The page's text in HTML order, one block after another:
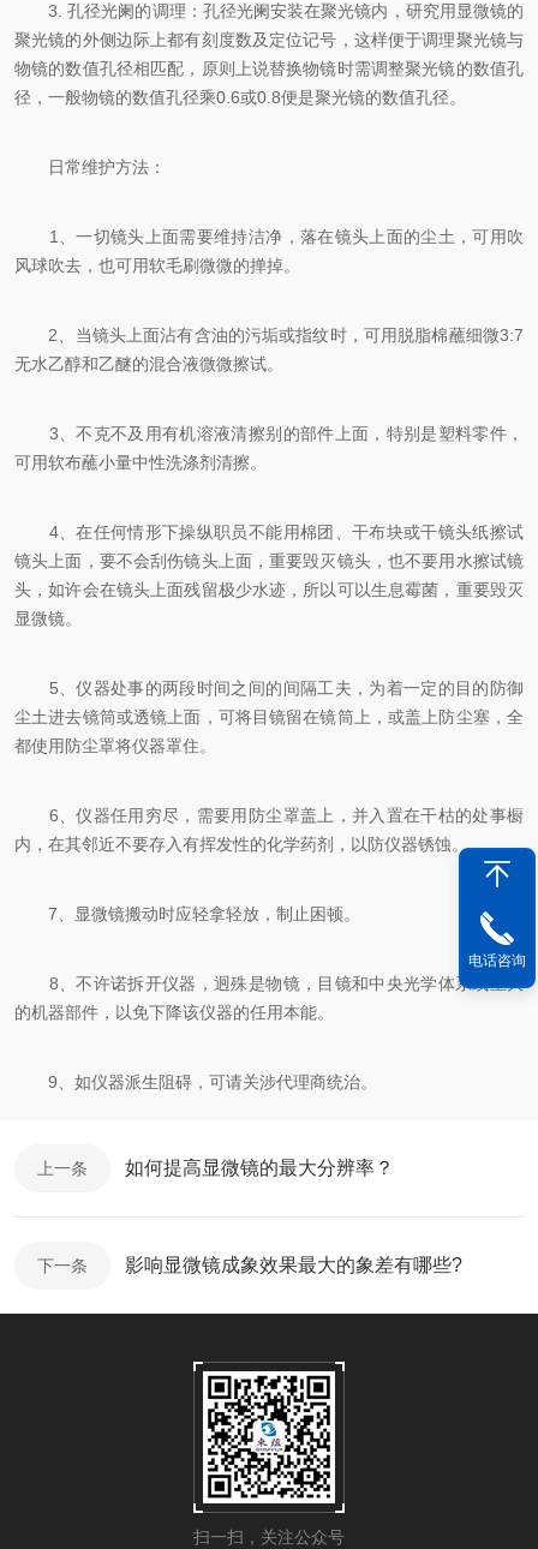
3. 孔径光阑的调理：孔径光阑安装在聚光镜内，研究用显微镜的
聚光镜的外侧边际上都有刻度数及定位记号，这样便于调理聚光镜与
物镜的数值孔径相匹配，原则上说替换物镜时需调整聚光镜的数值孔
径，一般物镜的数值孔径乘0.6或0.8便是聚光镜的数值孔径。
日常维护方法：
1、一切镜头上面需要维持洁净，落在镜头上面的尘土，可用吹
风球吹去，也可用软毛刷微微的掸掉。
2、当镜头上面沾有含油的污垢或指纹时，可用脱脂棉蘸细微3:7
无水乙醇和乙醚的混合液微微擦试。
3、不克不及用有机溶液清擦别的部件上面，特别是塑料零件，
可用软布蘸小量中性洗涤剂清擦。
4、在任何情形下操纵职员不能用棉团、干布块或干镜头纸擦试
镜头上面，要不会刮伤镜头上面，重要毁灭镜头，也不要用水擦试镜
头，如许会在镜头上面残留极少水迹，所以可以生息霉菌，重要毁灭
显微镜。
5、仪器处事的两段时间之间的间隔工夫，为着一定的目的防御
尘土进去镜筒或透镜上面，可将目镜留在镜筒上，或盖上防尘塞，全
都使用防尘罩将仪器罩住。
6、仪器任用穷尽，需要用防尘罩盖上，并入置在干枯的处事橱
内，在其邻近不要存入有挥发性的化学药剂，以防仪器锈蚀。
7、显微镜搬动时应轻拿轻放，制止困顿。
8、不许诺拆开仪器，迥殊是物镜，目镜和中央光学体系或重大
的机器部件，以免下降该仪器的任用本能。
9、如仪器派生阻碍，可请关涉代理商统治。
上一条 如何提高显微镜的最大分辨率？
下一条 影响显微镜成象效果最大的象差有哪些?
扫一扫，关注公众号
电话咨询